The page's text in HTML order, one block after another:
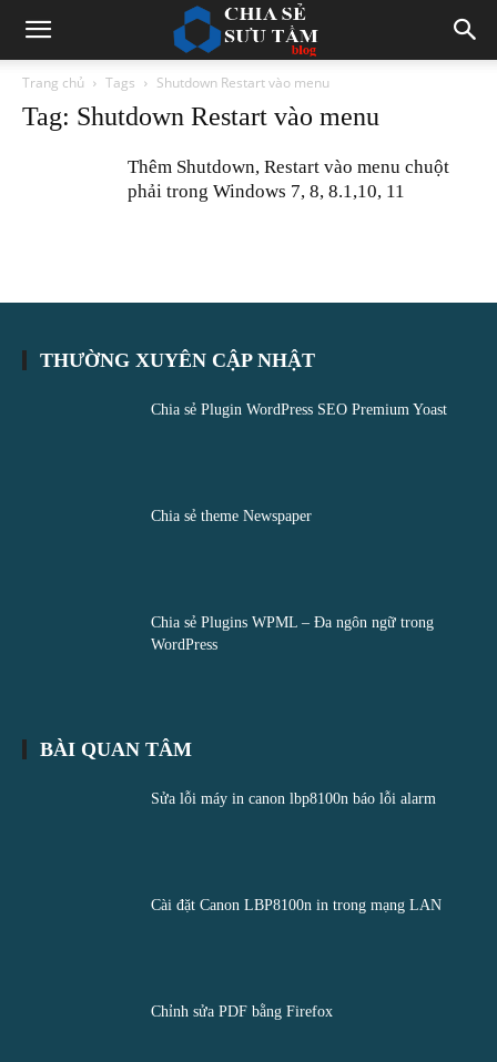
Trang chủ Tags Shutdown Restart vào menu
Tag: Shutdown Restart vào menu
Thêm Shutdown, Restart vào menu chuột
phải trong Windows 7, 8, 8.1,10, 11
THƯỜNG XUYÊN CẬP NHẬT
Chia sẻ Plugin WordPress SEO Premium Yoast
Chia sẻ theme Newspaper
Chia sẻ Plugins WPML – Đa ngôn ngữ trong
WordPress
BÀI QUAN TÂM
Sửa lỗi máy in canon lbp8100n báo lỗi alarm
Cài đặt Canon LBP8100n in trong mạng LAN
Chỉnh sửa PDF bằng Firefox